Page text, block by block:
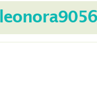
leonora9056